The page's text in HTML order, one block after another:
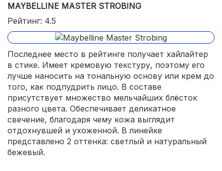
MAYBELLINE MASTER STROBING
Рейтинг: 4.5
Последнее место в рейтинге получает хайлайтер
в стике. Имеет кремовую текстуру, поэтому его
лучше наносить на тональную основу или крем до
того, как подпудрить лицо. В составе
присутствует множество мельчайших блёсток
разного цвета. Обеспечивает деликатное
свечение, благодаря чему кожа выглядит
отдохнувшей и ухоженной. В линейке
представлено 2 оттенка: светлый и натуральный
бежевый.